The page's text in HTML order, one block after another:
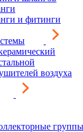
и фитинги
воздуха
группы